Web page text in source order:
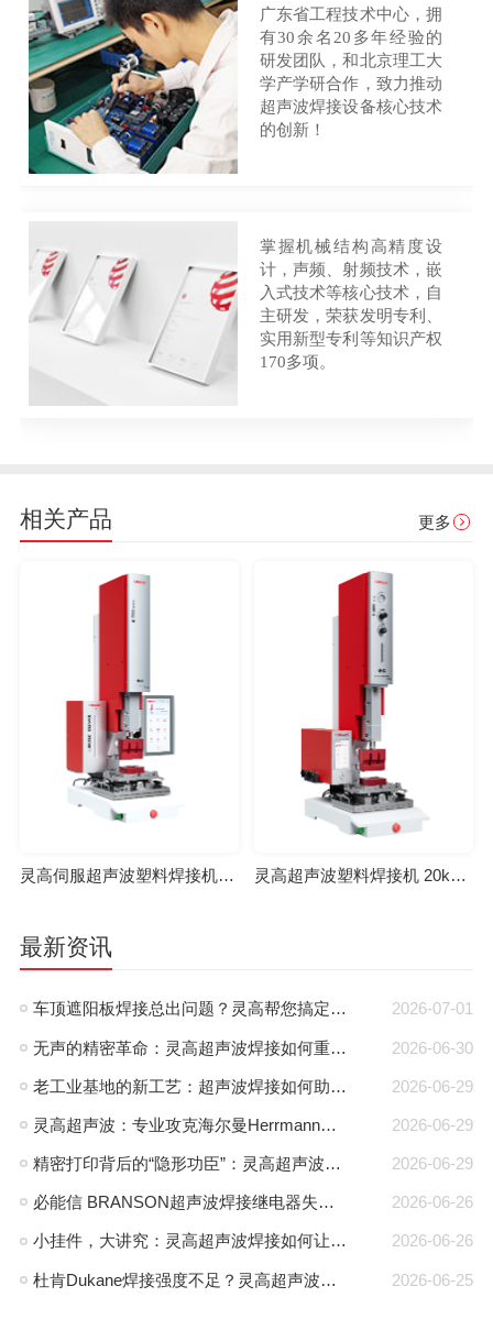
广东省工程技术中心，拥
有30余名20多年经验的
研发团队，和北京理工大
学产学研合作，致力推动
超声波焊接设备核心技术
的创新！
掌握机械结构高精度设
计，声频、射频技术，嵌
入式技术等核心技术，自
主研发，荣获发明专利、
实用新型专利等知识产权
170多项。
相关产品 更多
灵高伺服超声波塑料焊接机 20kHz 2000/3000W K3000 Servo 灵高超声波塑料焊接机 20kHz 2000/3000W K3000 Pro
最新资讯
2026-07-01
车顶遮阳板焊接总出问题？灵高帮您搞定泰索迡克焊头设计缺陷
2026-06-30
无声的精密革命：灵高超声波焊接如何重塑路由器外壳制造？
2026-06-29
老工业基地的新工艺：超声波焊接如何助力沈阳制造转型？
2026-06-29
灵高超声波：专业攻克海尔曼Herrmann焊接机电路板短路难题
2026-06-29
精密打印背后的“隐形功臣”：灵高超声波焊接如何让喷墨头支架更可靠？
2026-06-26
必能信 BRANSON超声波焊接继电器失效怎么办？灵高超声波“四步维修法”精准破局
2026-06-26
小挂件，大讲究：灵高超声波焊接如何让手机挂件更“抗造”？
2026-06-25
杜肯Dukane焊接强度不足？灵高超声波帮您精准破局